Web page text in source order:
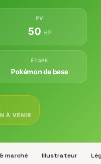
PV
50 HP
ÉTAPE
Pokémon de base
À VENIR
marché Illustrateur